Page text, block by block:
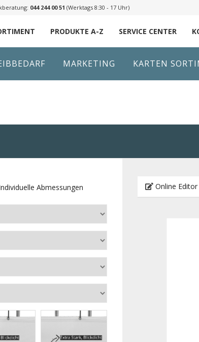
044 244 00 51 (Werktags 8:30 - 17 Uhr)
PRODUKTE A-Z SERVICE CENTER
MARKETING KARTEN
Abmessungen Online Editor